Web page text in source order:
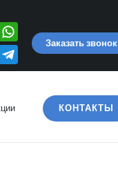
Заказать звонок
КОНТАКТЫ